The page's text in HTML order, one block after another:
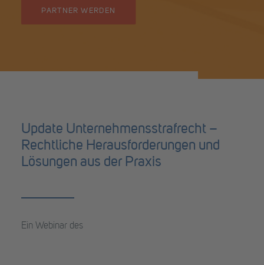
PARTNER WERDEN
Update Unternehmensstrafrecht –
Rechtliche Herausforderungen und
Lösungen aus der Praxis
Ein Webinar des